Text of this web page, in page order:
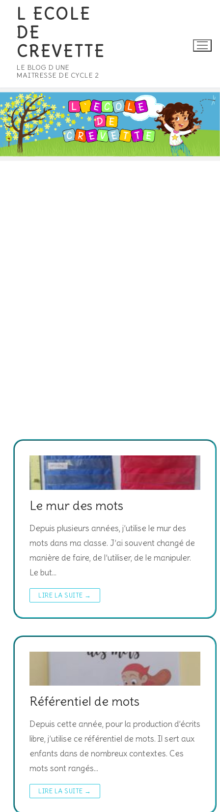
contenu
L ECOLE
DE
CREVETTE
LE BLOG D UNE
MAITRESSE DE CYCLE 2
Le mur des mots
Depuis plusieurs années, j’utilise le mur des
mots dans ma classe. J’ai souvent changé de
manière de faire, de l’utiliser, de le manipuler.
Le but…
LIRE LA SUITE →
Référentiel de mots
Depuis cette année, pour la production d’écrits
libre, j’utilise ce référentiel de mots. Il sert aux
enfants dans de nombreux contextes. Ces
mots sont rangés…
LIRE LA SUITE →